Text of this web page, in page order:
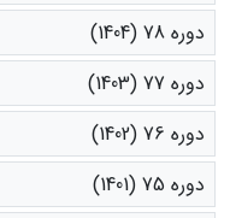
دوره 78 (1404)
دوره 77 (1403)
دوره 76 (1402)
دوره 75 (1401)